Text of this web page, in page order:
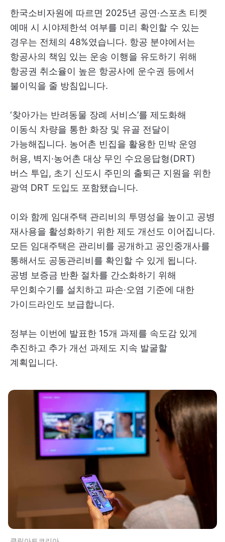
한국소비자원에 따르면 2025년 공연·스포츠 티켓
예매 시 시야제한석 여부를 미리 확인할 수 있는
경우는 전체의 48%였습니다. 항공 분야에서는
항공사의 책임 있는 운송 이행을 유도하기 위해
항공권 취소율이 높은 항공사에 운수권 등에서
불이익을 줄 방침입니다.
‘찾아가는 반려동물 장례 서비스’를 제도화해
이동식 차량을 통한 화장 및 유골 전달이
가능해집니다. 농어촌 빈집을 활용한 민박 운영
허용, 벽지·농어촌 대상 무인 수요응답형(DRT)
버스 투입, 초기 신도시 주민의 출퇴근 지원을 위한
광역 DRT 도입도 포함됐습니다.
이와 함께 임대주택 관리비의 투명성을 높이고 공병
재사용을 활성화하기 위한 제도 개선도 이어집니다.
모든 임대주택은 관리비를 공개하고 공인중개사를
통해서도 공동관리비를 확인할 수 있게 됩니다.
공병 보증금 반환 절차를 간소화하기 위해
무인회수기를 설치하고 파손·오염 기준에 대한
가이드라인도 보급합니다.
정부는 이번에 발표한 15개 과제를 속도감 있게
추진하고 추가 개선 과제도 지속 발굴할
계획입니다.